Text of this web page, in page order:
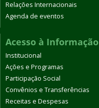
Relações Internacionais
Agenda de eventos
Acesso à Informação
Institucional
Ações e Programas
Participação Social
Convênios e Transferências
Receitas e Despesas